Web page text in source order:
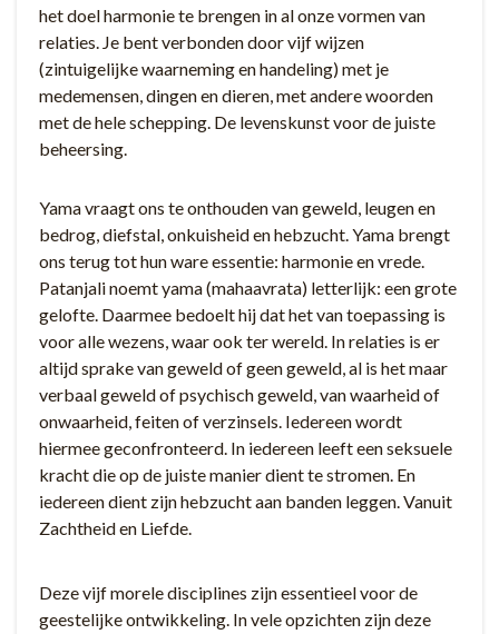
het doel harmonie te brengen in al onze vormen van
relaties. Je bent verbonden door vijf wijzen
(zintuigelijke waarneming en handeling) met je
medemensen, dingen en dieren, met andere woorden
met de hele schepping. De levenskunst voor de juiste
beheersing.
Yama vraagt ons te onthouden van geweld, leugen en
bedrog, diefstal, onkuisheid en hebzucht. Yama brengt
ons terug tot hun ware essentie: harmonie en vrede.
Patanjali noemt yama (mahaavrata) letterlijk: een grote
gelofte. Daarmee bedoelt hij dat het van toepassing is
voor alle wezens, waar ook ter wereld. In relaties is er
altijd sprake van geweld of geen geweld, al is het maar
verbaal geweld of psychisch geweld, van waarheid of
onwaarheid, feiten of verzinsels. Iedereen wordt
hiermee geconfronteerd. In iedereen leeft een seksuele
kracht die op de juiste manier dient te stromen. En
iedereen dient zijn hebzucht aan banden leggen. Vanuit
Zachtheid en Liefde.
Deze vijf morele disciplines zijn essentieel voor de
geestelijke ontwikkeling. In vele opzichten zijn deze